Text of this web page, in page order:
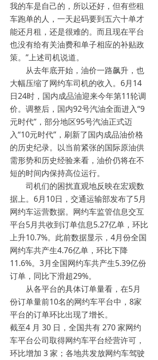
我的车是自己的，所以还好，但有些租
车跑单的人，一天起码要到五六十单才
能还月租，还是很难的。而且现在平台
也没有给有关油费和单子相应的补贴政
策。”上述司机说道。
从去年底开始，油价一路飙升，也
大幅压缩了网约车司机的收入。6月14
日24时，国内成品油迎来今年第11轮调
价。调整后，国内92号汽油全面进入“9
元时代”，部分地区95号汽油正式迈
入“10元时代”，刷新了国内成品油价格
的历史纪录。以当前紧张的国际原油供
需形势和历史经验来看，油价仍将在不
短的时间内保持高位运行。
司机们的困扰直观地反映在宏观数
据上。6月10日，交通运输部发布了5月
网约车运营数据。网约车监管信息交互
平台5月共收到订单信息5.27亿单，环比
上升10.7%。此前数据显示，4月份全国
网约车共产生4.76亿单，环比下降
11.6%。3月全国网约车共产生5.39亿份
订单，同比下滑超29%。
从各平台的具体订单量看，在5月
份订单量前10名的网约车平台中，8家
平台的订单环比出现了增长。
截至4 月 30 日，全国共有 270 家网约
车平台公司取得网约车平台经营许可，
环比增加 3 家；各地共发放网约车驾驶